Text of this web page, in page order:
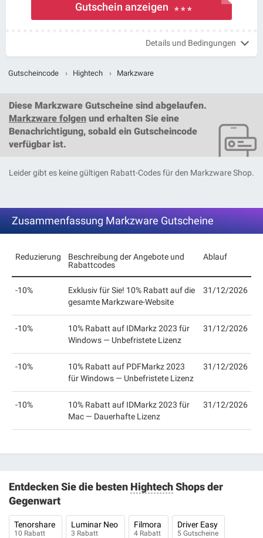
Gutschein anzeigen * * *
Details und Bedingungen
Gutscheincode › Hightech › Markzware
Diese Markzware Gutscheine sind abgelaufen.
Markzware folgen und erhalten Sie eine
Benachrichtigung, sobald ein Gutscheincode
verfügbar ist.
Leider gibt es keine gültigen Rabatt-Codes für den Markzware Shop.
Zusammenfassung Markzware Gutscheine
Reduzierung
Beschreibung der Angebote und
Rabattcodes
Ablauf
-10%
Exklusiv für Sie! 10% Rabatt auf die
gesamte Markzware-Website
31/12/2026
-10%
10% Rabatt auf IDMarkz 2023 für
Windows — Unbefristete Lizenz
31/12/2026
-10%
10% Rabatt auf PDFMarkz 2023
für Windows — Unbefristete Lizenz
31/12/2026
-10%
10% Rabatt auf IDMarkz 2023 für
Mac — Dauerhafte Lizenz
31/12/2026
Entdecken Sie die besten HightechShops der
Gegenwart
Tenorshare
10 Rabatt
Luminar Neo
3 Rabatt
Filmora
4 Rabatt
Driver Easy
5 Gutscheine